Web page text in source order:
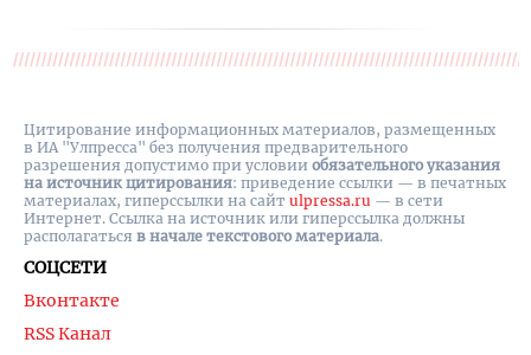
СОЦСЕТИ
Вконтакте
RSS Канал
Цитирование информационных материалов, размещенных
в ИА "Улпресса" без получения предварительного
разрешения допустимо при условии обязательного указания
на источник цитирования: приведение ссылки — в печатных
материалах, гиперссылки на cайт ulpressa.ru — в сети
Интернет. Ссылка на источник или гиперссылка должны
располагаться в начале текстового материала.